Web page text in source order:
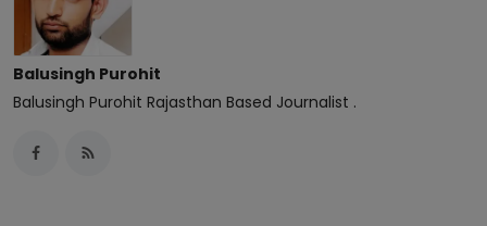
Balusingh Purohit
Balusingh Purohit Rajasthan Based Journalist .